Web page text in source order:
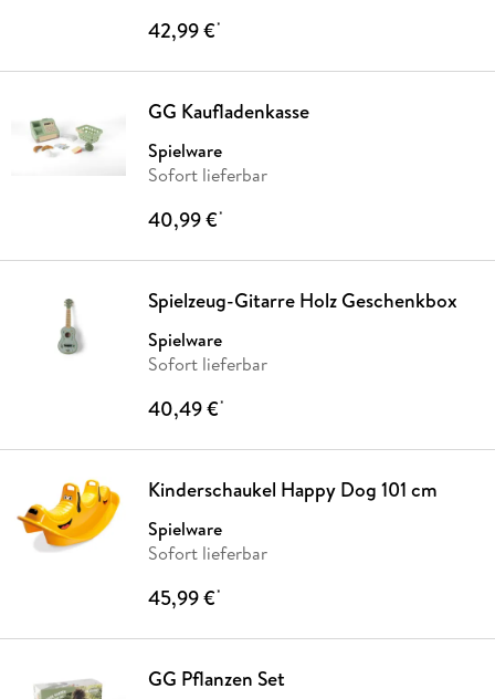
42,99 €*
GG Kaufladenkasse
Spielware
Sofort lieferbar
40,99 €*
Spielzeug-Gitarre Holz Geschenkbox
Spielware
Sofort lieferbar
40,49 €*
Kinderschaukel Happy Dog 101 cm
Spielware
Sofort lieferbar
45,99 €*
GG Pflanzen Set